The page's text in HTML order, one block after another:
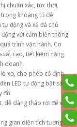
chuẩn xác, tức thời,
khoang tủ dễ
động và xả đá chủ
với cảm biến thông
trình vận hành. Cơ
cao, tiết kiệm năng
doanh.
xo, cho phép cố định
LED tự động bật sáng
đồ.
dễ dàng tháo rời để vệ
gian diện tích tương